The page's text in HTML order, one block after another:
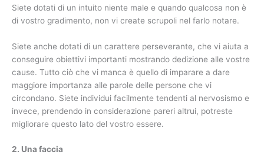
Siete dotati di un intuito niente male e quando qualcosa non è
di vostro gradimento, non vi create scrupoli nel farlo notare.
Siete anche dotati di un carattere perseverante, che vi aiuta a
conseguire obiettivi importanti mostrando dedizione alle vostre
cause. Tutto ciò che vi manca è quello di imparare a dare
maggiore importanza alle parole delle persone che vi
circondano. Siete individui facilmente tendenti al nervosismo e
invece, prendendo in considerazione pareri altrui, potreste
migliorare questo lato del vostro essere.
2. Una faccia